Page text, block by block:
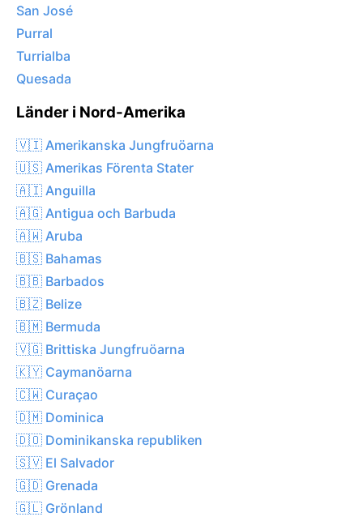
San José
Purral
Turrialba
Quesada
Länder i Nord-Amerika
🇻🇮 Amerikanska Jungfruöarna
🇺🇸 Amerikas Förenta Stater
🇦🇮 Anguilla
🇦🇬 Antigua och Barbuda
🇦🇼 Aruba
🇧🇸 Bahamas
🇧🇧 Barbados
🇧🇿 Belize
🇧🇲 Bermuda
🇻🇬 Brittiska Jungfruöarna
🇰🇾 Caymanöarna
🇨🇼 Curaçao
🇩🇲 Dominica
🇩🇴 Dominikanska republiken
🇸🇻 El Salvador
🇬🇩 Grenada
🇬🇱 Grönland